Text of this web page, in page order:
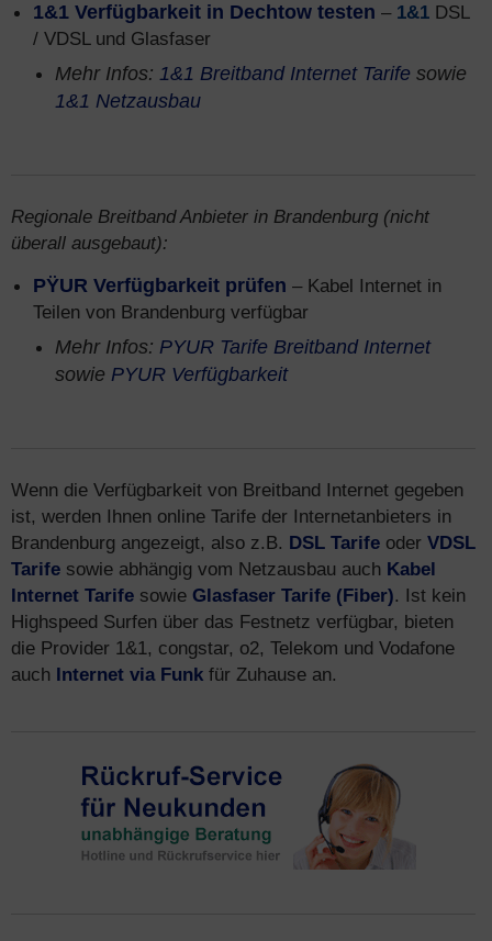
1&1 Verfügbarkeit in Dechtow testen – 1&1 DSL
/ VDSL und Glasfaser
Mehr Infos: 1&1 Breitband Internet Tarife sowie
1&1 Netzausbau
Regionale Breitband Anbieter in Brandenburg (nicht
überall ausgebaut):
PŸUR Verfügbarkeit prüfen – Kabel Internet in
Teilen von Brandenburg verfügbar
Mehr Infos: PYUR Tarife Breitband Internet
sowie PYUR Verfügbarkeit
Wenn die Verfügbarkeit von Breitband Internet gegeben
ist, werden Ihnen online Tarife der Internetanbieters in
Brandenburg angezeigt, also z.B. DSL Tarife oder VDSL
Tarife sowie abhängig vom Netzausbau auch Kabel
Internet Tarife sowie Glasfaser Tarife (Fiber). Ist kein
Highspeed Surfen über das Festnetz verfügbar, bieten
die Provider 1&1, congstar, o2, Telekom und Vodafone
auch Internet via Funk für Zuhause an.